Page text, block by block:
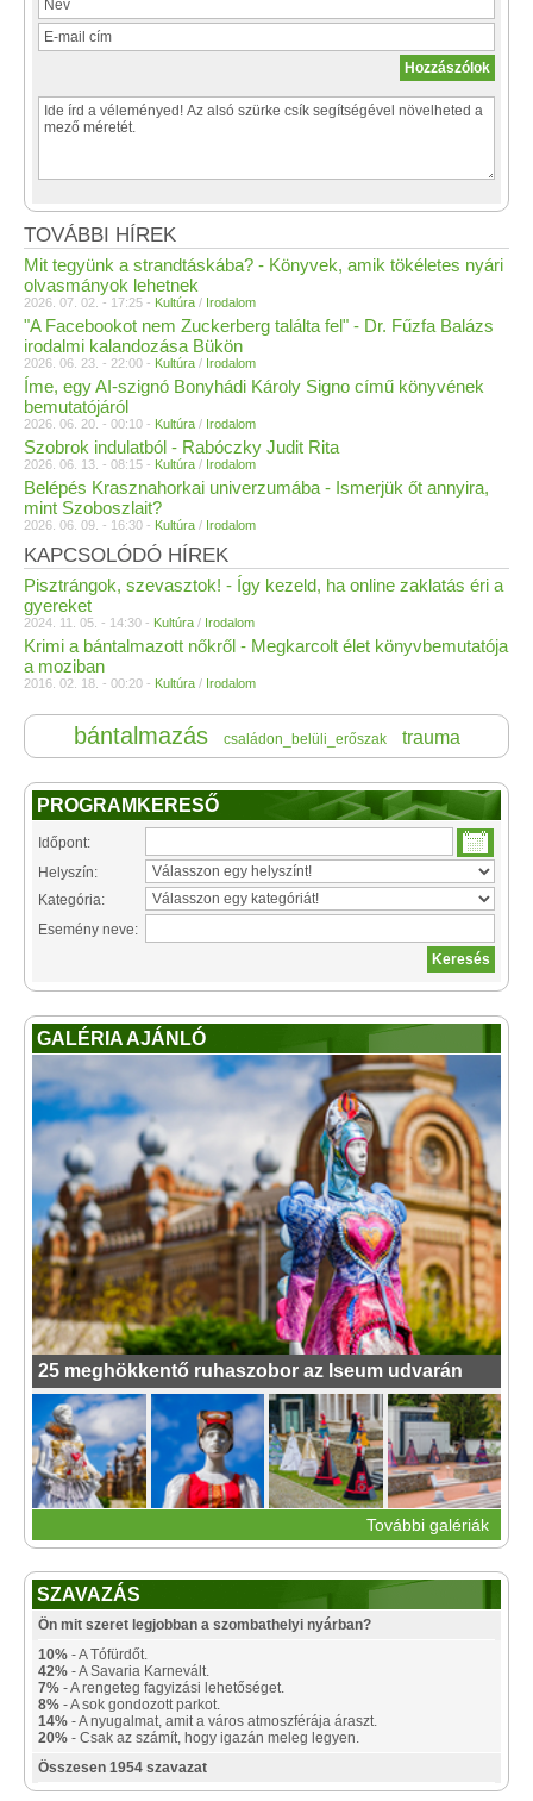
TOVÁBBI HÍREK
Mit tegyünk a strandtáskába? - Könyvek, amik tökéletes nyári
olvasmányok lehetnek
2026. 07. 02. - 17:25 - Kultúra / Irodalom
"A Facebookot nem Zuckerberg találta fel" - Dr. Fűzfa Balázs
irodalmi kalandozása Bükön
2026. 06. 23. - 22:00 - Kultúra / Irodalom
Íme, egy AI-szignó Bonyhádi Károly Signo című könyvének
bemutatójáról
2026. 06. 20. - 00:10 - Kultúra / Irodalom
Szobrok indulatból - Rabóczky Judit Rita
2026. 06. 13. - 08:15 - Kultúra / Irodalom
Belépés Krasznahorkai univerzumába - Ismerjük őt annyira,
mint Szoboszlait?
2026. 06. 09. - 16:30 - Kultúra / Irodalom
KAPCSOLÓDÓ HÍREK
Pisztrángok, szevasztok! - Így kezeld, ha online zaklatás éri a
gyereket
2024. 11. 05. - 14:30 - Kultúra / Irodalom
Krimi a bántalmazott nőkről - Megkarcolt élet könyvbemutatója
a moziban
2016. 02. 18. - 00:20 - Kultúra / Irodalom
bántalmazás családon_belüli_erőszak trauma
PROGRAMKERESŐ
Időpont:
Helyszín:
Kategória:
Esemény neve:
GALÉRIA AJÁNLÓ
25 meghökkentő ruhaszobor az Iseum udvarán
További galériák
SZAVAZÁS
Ön mit szeret legjobban a szombathelyi nyárban?
10% - A Tófürdőt.
42% - A Savaria Karnevált.
7% - A rengeteg fagyizási lehetőséget.
8% - A sok gondozott parkot.
14% - A nyugalmat, amit a város atmoszférája áraszt.
20% - Csak az számít, hogy igazán meleg legyen.
Összesen 1954 szavazat